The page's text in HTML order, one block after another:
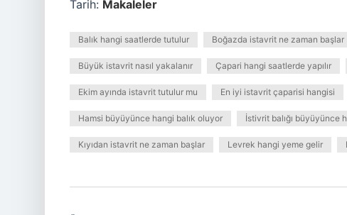
Tarih: Makaleler
Balık hangi saatlerde tutulur Boğazda istavrit ne zaman başlar
Büyük istavrit nasıl yakalanır Çapari hangi saatlerde yapılır
Ekim ayında istavrit tutulur mu En iyi istavrit çaparisi hangisi
Hamsi büyüyünce hangi balık oluyor İstivrit balığı büyüyünce
Kıyıdan istavrit ne zaman başlar Levrek hangi yeme gelir